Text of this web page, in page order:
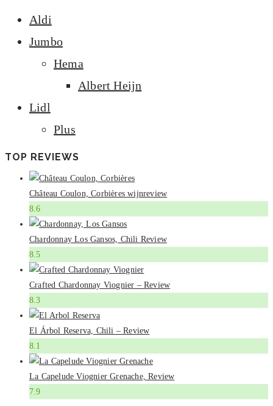
Aldi
Jumbo
Hema
Albert Heijn
Lidl
Plus
TOP REVIEWS
Château Coulon, Corbières wijnreview
8.6
Chardonnay Los Gansos, Chili Review
8.5
Crafted Chardonnay Viognier – Review
8.3
El Árbol Reserva, Chili – Review
8.1
La Capelude Viognier Grenache, Review
7.9